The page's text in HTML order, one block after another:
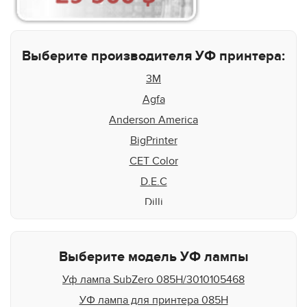
Выберите производителя УФ принтера:
3M
Agfa
Anderson America
BigPrinter
CET Color
D.E.C
Dilli
Durst
DYSS
Выберите модель УФ лампы
Уф лампа SubZero 085H/3010105468
УФ лампа для принтера 085H